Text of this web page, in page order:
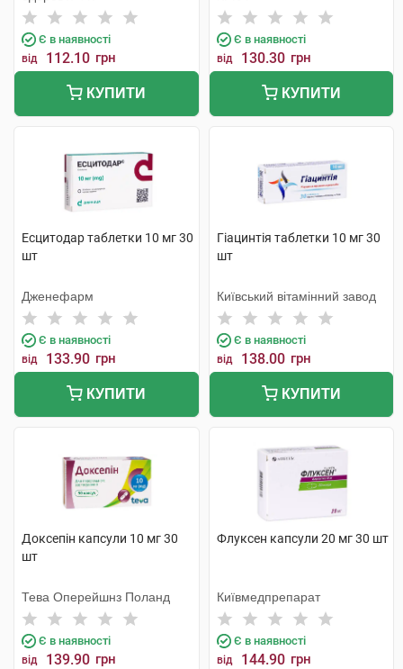
Є в наявності
від 112.10 грн
КУПИТИ
Є в наявності
від 130.30 грн
КУПИТИ
Есцитодар таблетки 10 мг 30
шт
Дженефарм
Є в наявності
від 133.90 грн
КУПИТИ
Гіацинтія таблетки 10 мг 30
шт
Київський вітамінний завод
Є в наявності
від 138.00 грн
КУПИТИ
Доксепін капсули 10 мг 30
шт
Тева Оперейшнз Поланд
Є в наявності
від 139.90 грн
Флуксен капсули 20 мг 30 шт
Київмедпрепарат
Є в наявності
від 144.90 грн